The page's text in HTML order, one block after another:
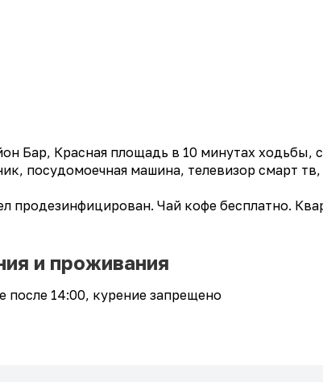
Бар, Красная площадь в 10 минутах ходьбы,
посудомоечная машина, телевизор смарт
Чай кофе бесплатно.
и проживания
после 14:00, курение запрещено